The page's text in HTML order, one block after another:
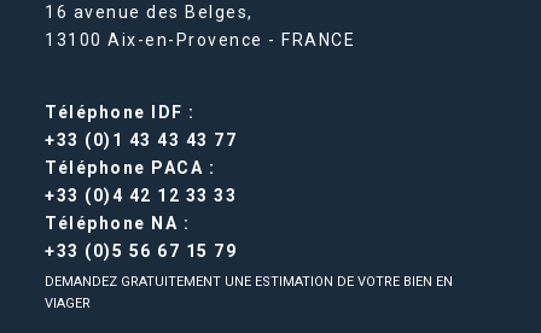
16 avenue des Belges,
13100 Aix-en-Provence - FRANCE
Téléphone IDF :
+33 (0)1 43 43 43 77
Téléphone PACA :
+33 (0)4 42 12 33 33
Téléphone NA :
+33 (0)5 56 67 15 79
DEMANDEZ GRATUITEMENT UNE ESTIMATION DE VOTRE BIEN EN
VIAGER